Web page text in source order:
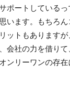
ポートしている
ます。もちろん
ットもあります
会社の力を借り
ンリーワンの存